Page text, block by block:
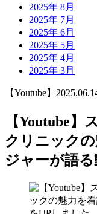
2025年 8月
2025年 7月
2025年 6月
2025年 5月
2025年 4月
2025年 3月
【Youtube】
【Youtube
クリニック
ジャーが語る